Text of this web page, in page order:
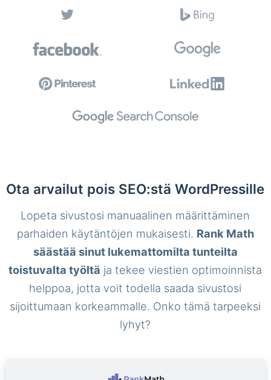
Ota arvailut pois SEO:stä WordPressille
Lopeta sivustosi manuaalinen määrittäminen
parhaiden käytäntöjen mukaisesti. Rank Math
säästää sinut lukemattomilta tunteilta
toistuvalta työltä ja tekee viestien optimoinnista
helppoa, jotta voit todella saada sivustosi
sijoittumaan korkeammalle. Onko tämä tarpeeksi
lyhyt?